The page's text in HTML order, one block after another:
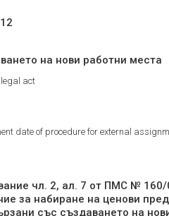
на нови работни места
act
date of procedure for external
чл. 2, ал. 7 от ПМС №
за набиране на ценови
със създаването на